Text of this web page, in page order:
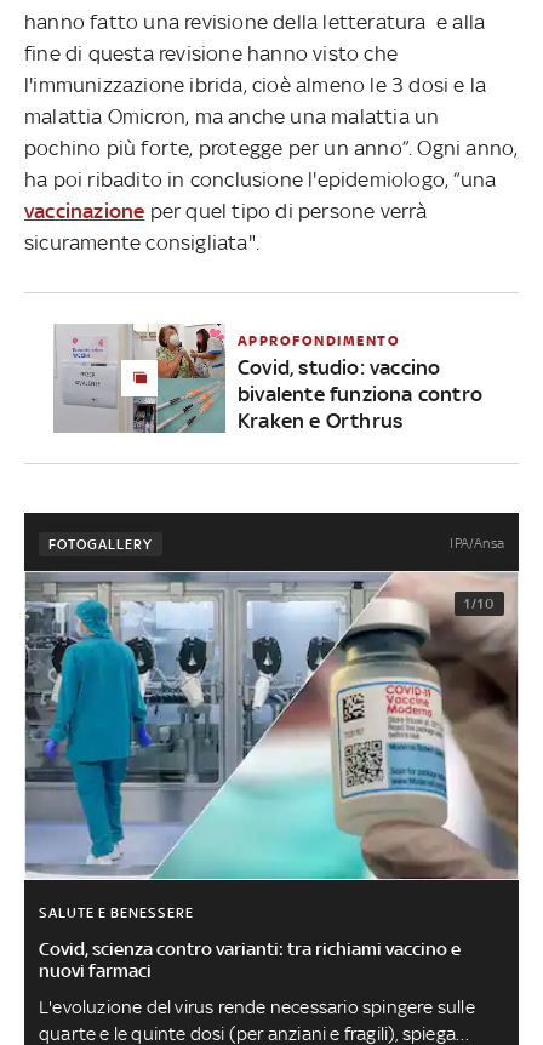
hanno fatto una revisione della letteratura e alla
fine di questa revisione hanno visto che
l'immunizzazione ibrida, cioè almeno le 3 dosi e la
malattia Omicron, ma anche una malattia un
pochino più forte, protegge per un anno”. Ogni anno,
ha poi ribadito in conclusione l'epidemiologo, “una
vaccinazione per quel tipo di persone verrà
sicuramente consigliata".
APPROFONDIMENTO
Covid, studio: vaccino
bivalente funziona contro
Kraken e Orthrus
FOTOGALLERY IPA/Ansa
1/10
SALUTE E BENESSERE
Covid, scienza contro varianti: tra richiami vaccino e
nuovi farmaci
L'evoluzione del virus rende necessario spingere sulle
quarte e le quinte dosi (per anziani e fragili), spiega